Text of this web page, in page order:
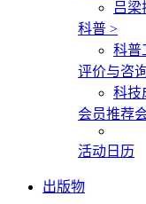
吕梁
科普 >
科普
评价与咨
科技
会员推荐
活动日历
出版物